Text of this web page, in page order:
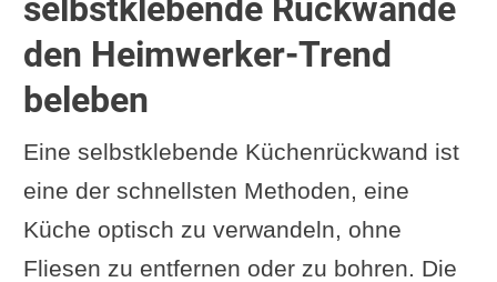
selbstklebende Rückwände
den Heimwerker-Trend
beleben
Eine selbstklebende Küchenrückwand ist
eine der schnellsten Methoden, eine
Küche optisch zu verwandeln, ohne
Fliesen zu entfernen oder zu bohren. Die